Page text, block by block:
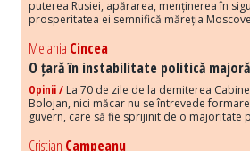
puterea Rusiei, apărarea, menținerea în
prosperitatea ei semnifică măreția
Melania Cincea
O țară în instabilitate politică majoră
Opinii / La 70 de zile de la demiterea
Bolojan, nici măcar nu se întrevede
guvern, care să fie sprijinit de o majoritate
Cristian Campeanu